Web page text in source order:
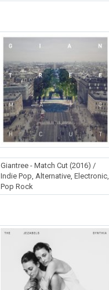
Giantree - Match Cut (2016) /
Indie Pop, Alternative, Electronic,
Pop Rock